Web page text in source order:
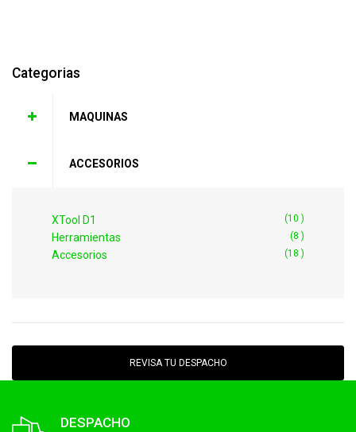
Categorias
MAQUINAS
ACCESORIOS
XTool D1 (10 )
Herramientas (8 )
Accesorios (18 )
REVISA TU DESPACHO
DESPACHO